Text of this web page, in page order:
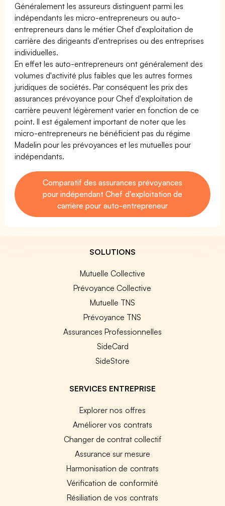
Généralement les assureurs distinguent parmi les
indépendants les micro-entrepreneurs ou auto-
entrepreneurs dans le métier Chef d'exploitation de
carrière des dirigeants d'entreprises ou des entreprises
individuelles.
En effet les auto-entrepreneurs ont généralement des
volumes d'activité plus faibles que les autres formes
juridiques de sociétés. Par conséquent les prix des
assurances prévoyance pour Chef d'exploitation de
carrière peuvent légèrement varier en fonction de ce
point. Il est également important de noter que les
micro-entrepreneurs ne bénéficient pas du régime
Madelin pour les prévoyances et les mutuelles pour
indépendants.
Comparatif des assurances prévoyances
pour indépendant Chef d'exploitation de
carrière pour auto-entrepreneur
SOLUTIONS
Mutuelle Collective
Prévoyance Collective
Mutuelle TNS
Prévoyance TNS
Assurances Professionnelles
SideCard
SideStore
SERVICES ENTREPRISE
Explorer nos offres
Améliorer vos contrats
Changer de contrat collectif
Assurance sur mesure
Harmonisation de contrats
Vérification de conformité
Résiliation de vos contrats